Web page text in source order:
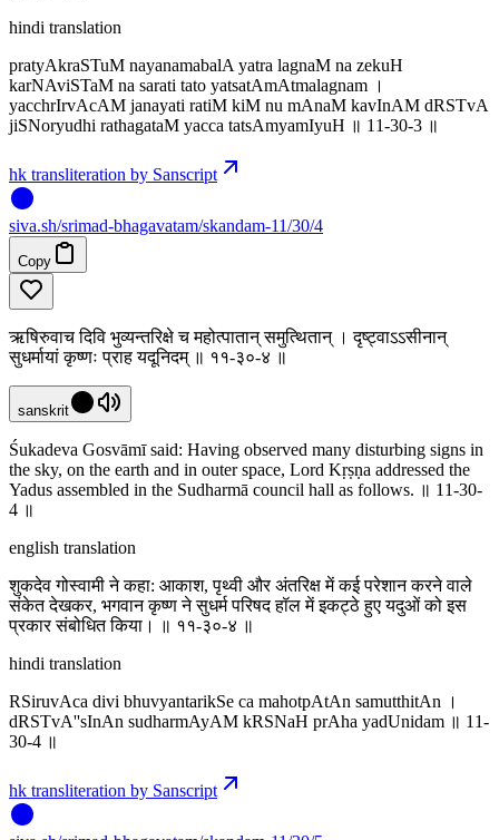
hindi translation
pratyAkraSTuM nayanamabalA yatra lagnaM na zekuH
karNAviSTaM na sarati tato yatsatAmAtmalagnam ।
yacchrIrvAcAM janayati ratiM kiM nu mAnaM kavInAM dRSTvA
jiSNoryudhi rathagataM yacca tatsAmyamIyuH ॥ 11-30-3 ॥
hk transliteration by Sanscript
siva.sh/srimad-bhagavatam/skandam-11/30/4
Copy
ऋषिरुवाच दिवि भुव्यन्तरिक्षे च महोत्पातान् समुत्थितान् । दृष्ट्वाऽऽसीनान्
सुधर्मायां कृष्णः प्राह यदूनिदम् ॥ ११-३०-४ ॥
sanskrit
Śukadeva Gosvāmī said: Having observed many disturbing signs in
the sky, on the earth and in outer space, Lord Kṛṣṇa addressed the
Yadus assembled in the Sudharmā council hall as follows. ॥ 11-30-
4 ॥
english translation
शुकदेव गोस्वामी ने कहा: आकाश, पृथ्वी और अंतरिक्ष में कई परेशान करने वाले
संकेत देखकर, भगवान कृष्ण ने सुधर्म परिषद हॉल में इकट्ठे हुए यदुओं को इस
प्रकार संबोधित किया। ॥ ११-३०-४ ॥
hindi translation
RSiruvAca divi bhuvyantarikSe ca mahotpAtAn samutthitAn ।
dRSTvA''sInAn sudharmAyAM kRSNaH prAha yadUnidam ॥ 11-
30-4 ॥
hk transliteration by Sanscript